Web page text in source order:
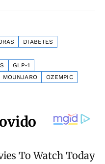
DIABETES
GLP-1
MOUNJARO
OZEMPIC